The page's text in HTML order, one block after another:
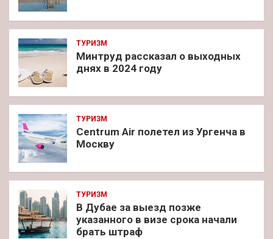
ТУРИЗМ
Минтруд рассказал о выходных
днях в 2024 году
ТУРИЗМ
Centrum Air полетел из Ургенча в
Москву
ТУРИЗМ
В Дубае за выезд позже
указанного в визе срока начали
брать штраф